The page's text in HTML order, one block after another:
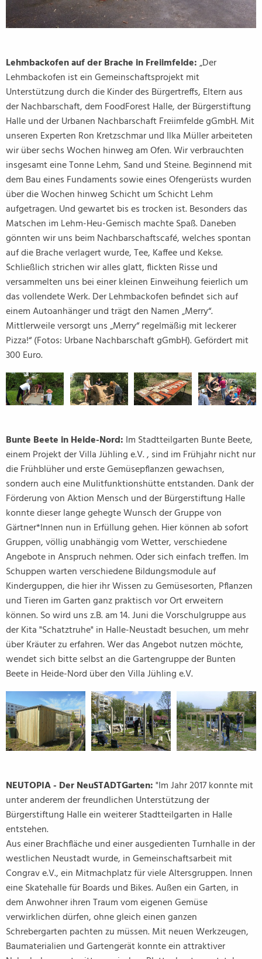
Lehmbackofen auf der Brache in Freiimfelde:„Der
Lehmbackofen ist ein Gemeinschaftsprojekt mit
Unterstützung durch die Kinder des Bürgertreffs, Eltern aus
der Nachbarschaft, dem FoodForest Halle, der Bürgerstiftung
Halle und der Urbanen Nachbarschaft Freiimfelde gGmbH. Mit
unseren Experten Ron Kretzschmar und Ilka Müller arbeiteten
wir über sechs Wochen hinweg am Ofen. Wir verbrauchten
insgesamt eine Tonne Lehm, Sand und Steine. Beginnend mit
dem Bau eines Fundaments sowie eines Ofengerüsts wurden
über die Wochen hinweg Schicht um Schicht Lehm
aufgetragen. Und gewartet bis es trocken ist. Besonders das
Matschen im Lehm-Heu-Gemisch machte Spaß. Daneben
gönnten wir uns beim Nachbarschaftscafé, welches spontan
auf die Brache verlagert wurde, Tee, Kaffee und Kekse.
Schließlich strichen wir alles glatt, flickten Risse und
versammelten uns bei einer kleinen Einweihung feierlich um
das vollendete Werk. Der Lehmbackofen befindet sich auf
einem Autoanhänger und trägt den Namen „Merry“.
Mittlerweile versorgt uns „Merry“ regelmäßig mit leckerer
Pizza!“ (Fotos: Urbane Nachbarschaft gGmbH). Gefördert mit
300 Euro.
Bunte Beete in Heide-Nord: Im Stadtteilgarten Bunte Beete,
einem Projekt der Villa Jühling e.V. , sind im Frühjahr nicht nur
die Frühblüher und erste Gemüsepflanzen gewachsen,
sondern auch eine Mulitfunktionshütte entstanden. Dank der
Förderung von Aktion Mensch und der Bürgerstiftung Halle
konnte dieser lange gehegte Wunsch der Gruppe von
Gärtner*Innen nun in Erfüllung gehen. Hier können ab sofort
Gruppen, völlig unabhängig vom Wetter, verschiedene
Angebote in Anspruch nehmen. Oder sich einfach treffen. Im
Schuppen warten verschiedene Bildungsmodule auf
Kinderguppen, die hier ihr Wissen zu Gemüsesorten, Pflanzen
und Tieren im Garten ganz praktisch vor Ort erweitern
können. So wird uns z.B. am 14. Juni die Vorschulgruppe aus
der Kita "Schatztruhe" in Halle-Neustadt besuchen, um mehr
über Kräuter zu erfahren. Wer das Angebot nutzen möchte,
wendet sich bitte selbst an die Gartengruppe der Bunten
Beete in Heide-Nord über den Villa Jühling e.V.
NEUTOPIA - Der NeuSTADTGarten:"Im Jahr 2017 konnte mit
unter anderem der freundlichen Unterstützung der
Bürgerstiftung Halle ein weiterer Stadtteilgarten in Halle
entstehen.
Aus einer Brachfläche und einer ausgedienten Turnhalle in der
westlichen Neustadt wurde, in Gemeinschaftsarbeit mit
Congrav e.V., ein Mitmachplatz für viele Altersgruppen. Innen
eine Skatehalle für Boards und Bikes. Außen ein Garten, in
dem Anwohner ihren Traum vom eigenen Gemüse
verwirklichen dürfen, ohne gleich einen ganzen
Schrebergarten pachten zu müssen. Mit neuen Werkzeugen,
Baumaterialien und Gartengerät konnte ein attraktiver